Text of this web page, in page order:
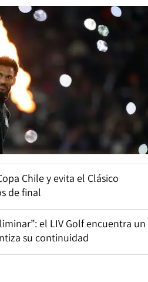
Chile y evita el Clásico
de final
el LIV Golf encuentra un
su continuidad